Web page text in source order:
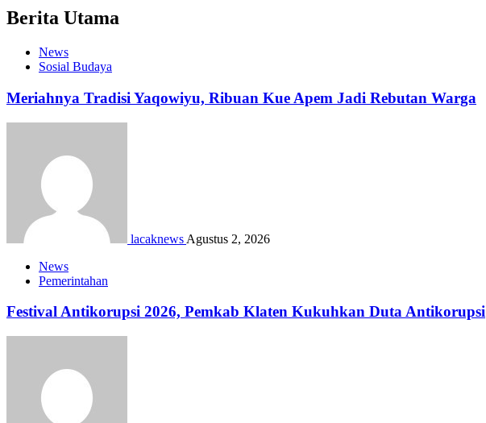
Berita Utama
News
Sosial Budaya
Meriahnya Tradisi Yaqowiyu, Ribuan Kue Apem Jadi Rebutan Warga
lacaknews Agustus 2, 2026
News
Pemerintahan
Festival Antikorupsi 2026, Pemkab Klaten Kukuhkan Duta Antikorupsi